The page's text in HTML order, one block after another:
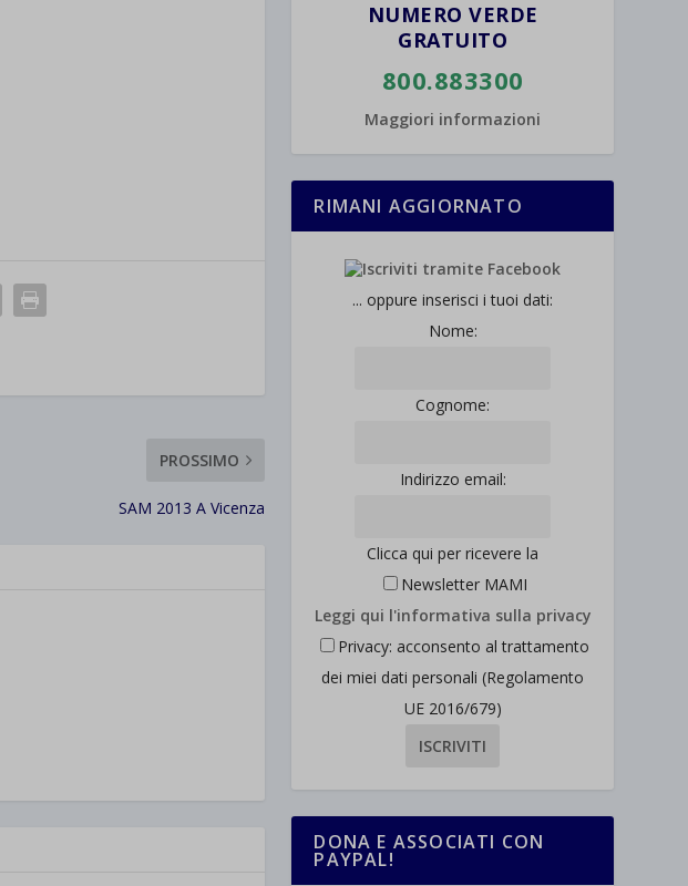
PROSSIMO
SAM 2013 A Vicenza
NUMERO VERDE
GRATUITO
800.883300
Maggiori informazioni
RIMANI AGGIORNATO
... oppure inserisci i tuoi dati:
Nome:
Cognome:
Indirizzo email:
Clicca qui per ricevere la
Newsletter MAMI
Leggi qui l'informativa sulla privacy
Privacy: acconsento al trattamento
dei miei dati personali (Regolamento
UE 2016/679)
DONA E ASSOCIATI CON
PAYPAL!